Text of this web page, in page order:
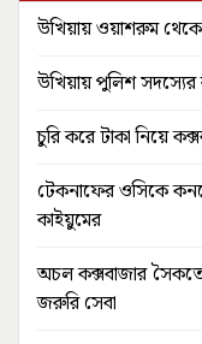
উখিয়ায় ওয়াশরুম
উখিয়ায় পুলিশ
চুরি করে টাকা নিয়ে
টেকনাফের ওসিকে
কাইয়ুমের
অচল কক্সবাজার
জরুরি সেবা